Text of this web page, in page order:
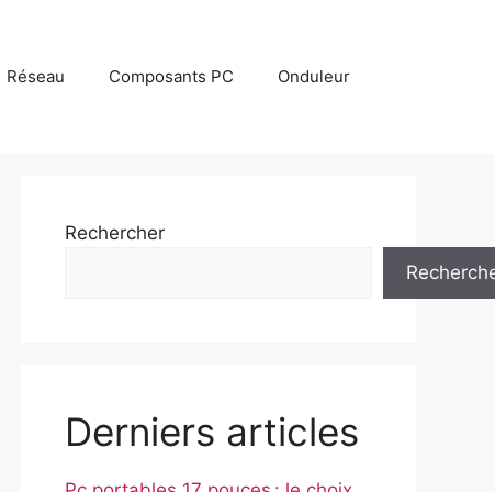
Réseau Composants PC Onduleur
Rechercher
Derniers articles